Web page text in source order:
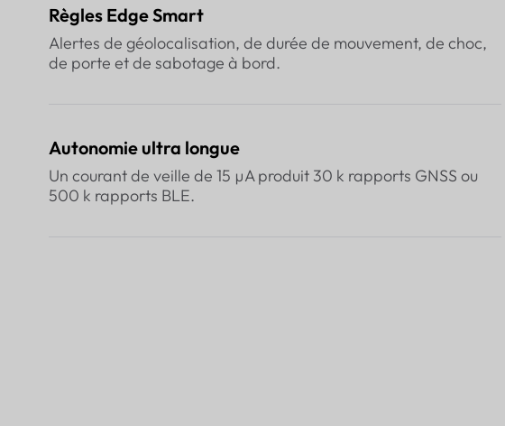
Règles Edge Smart
Alertes de géolocalisation, de durée de mouvement, de choc,
de porte et de sabotage à bord.
Autonomie ultra longue
Un courant de veille de 15 µA produit 30 k rapports GNSS ou
500 k rapports BLE.